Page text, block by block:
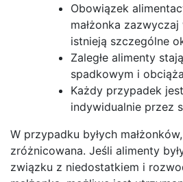
Obowiązek
małżonka
istnieją szczególne
Zaległe alimenty
spadkowym i
Każdy przypadek
indywidualnie przez
W przypadku byłych
zróżnicowana. Jeśli alimenty
związku z niedostatkiem i